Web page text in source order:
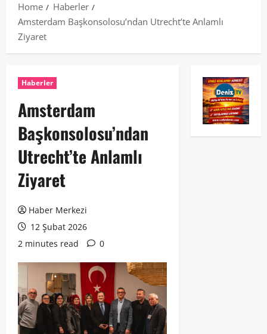
Home
Haberler
Amsterdam Başkonsolosu’ndan Utrecht’te Anlamlı
Ziyaret
Haberler
Amsterdam
Başkonsolosu’ndan
Utrecht’te Anlamlı
Ziyaret
Haber Merkezi
12 Şubat 2026
2 minutes read
0